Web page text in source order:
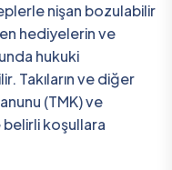
nişan bozulabilir
hediyelerin ve
hukuki
Takıların ve diğer
(TMK) ve
koşullara